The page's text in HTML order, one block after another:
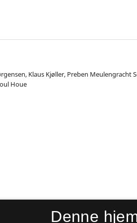
Klaus Kjøller, Preben Meulengracht
Houe
Denne